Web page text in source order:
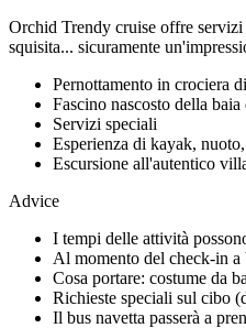
Orchid Trendy cruise offre
squisita... sicuramente
Pernottamento in crociera
Fascino nascosto della
Servizi speciali
Esperienza di kayak,
Escursione all'autentico
Advice
I tempi delle attività
Al momento del check-in a
Cosa portare: costume da
Richieste speciali sul cibo
Il bus navetta passerà a